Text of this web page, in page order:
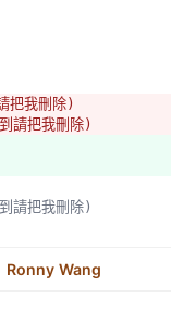
把我刪除)
請把我刪除)
請把我刪除)
Ronny Wang